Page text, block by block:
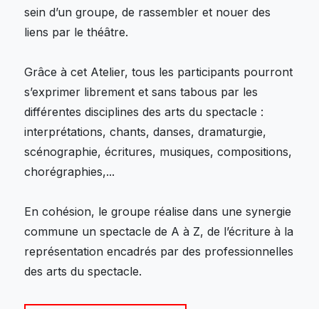
sein d’un groupe, de rassembler et nouer des
liens par le théâtre.
Grâce à cet Atelier, tous les participants pourront
s’exprimer librement et sans tabous par les
différentes disciplines des arts du spectacle :
interprétations, chants, danses, dramaturgie,
scénographie, écritures, musiques, compositions,
chorégraphies,...
En cohésion, le groupe réalise dans une synergie
commune un spectacle de A à Z, de l’écriture à la
représentation encadrés par des professionnelles
des arts du spectacle.